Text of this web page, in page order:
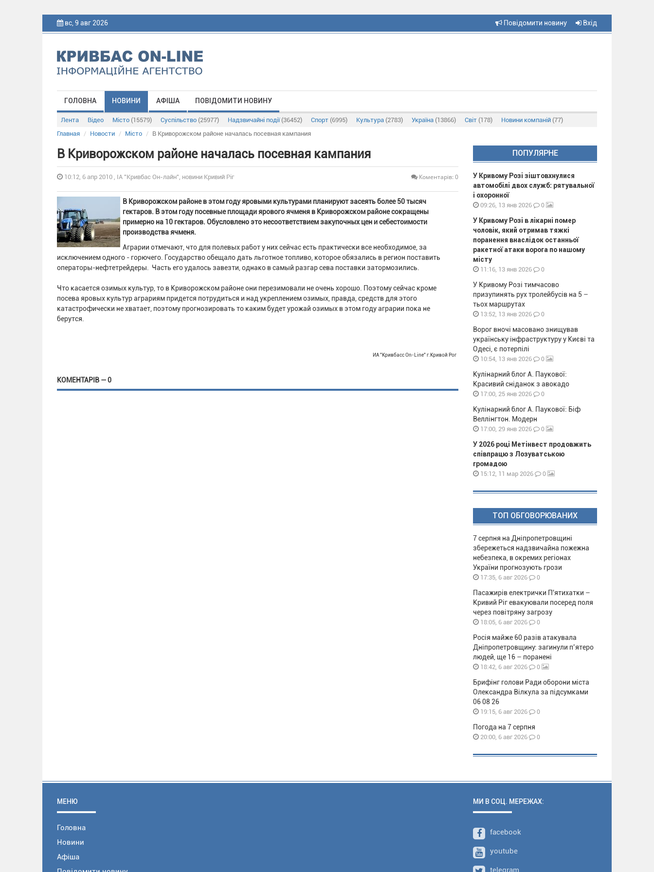
вс, 9 авг 2026 Повідомити новину Вхід
ГОЛОВНА НОВИНИ АФІША ПОВІДОМИТИ НОВИНУ
Лента Відео Місто (15579) Суспільство (25977) Надзвичайні події (36452) Спорт (6995) Культура (2783) Україна (13866) Світ (178) Новини компаній (77)
Главная
Новости Місто В Криворожском районе началась посевная кампания
В Криворожском районе началась посевная кампания
10:12, 6 апр 2010 , ІА "Кривбас Он-лайн", новини Кривий Ріг Коментарів: 0
В Криворожском районе в этом году яровыми культурами планируют засеять более 50 тысяч
гектаров. В этом году посевные площади ярового ячменя в Криворожском районе сокращены
примерно на 10 гектаров. Обусловлено это несоответствием закупочных цен и себестоимости
производства ячменя.
Аграрии отмечают, что для полевых работ у них сейчас есть практически все необходимое, за
исключением одного - горючего. Государство обещало дать льготное топливо, которое обязались в регион поставить
операторы-нефтетрейдеры. Часть его удалось завезти, однако в самый разгар сева поставки затормозились.
Что касается озимых культур, то в Криворожском районе они перезимовали не очень хорошо. Поэтому сейчас кроме
посева яровых культур аграриям придется потрудиться и над укреплением озимых, правда, средств для этого
катастрофически не хватает, поэтому прогнозировать то каким будет урожай озимых в этом году аграрии пока не
берутся.
ИА "Кривбасс On-Line" г.Кривой Рог
КОМЕНТАРІВ — 0
ПОПУЛЯРНЕ
У Кривому Розі зіштовхнулися
автомобілі двох служб: рятувальної
і охоронної
09:26, 13 янв 2026 0
У Кривому Розі в лікарні помер
чоловік, який отримав тяжкі
поранення внаслідок останньої
ракетної атаки ворога по нашому
місту
11:16, 13 янв 2026 0
У Кривому Розі тимчасово
призупинять рух тролейбусів на 5 –
тьох маршрутах
13:52, 13 янв 2026 0
Ворог вночі масовано знищував
українську інфраструктуру у Києві та
Одесі, є потерпілі
10:54, 13 янв 2026 0
Кулінарний блог А. Паукової:
Красивий сніданок з авокадо
17:00, 25 янв 2026 0
Кулінарний блог А. Паукової: Біф
Веллінгтон. Модерн
17:00, 29 янв 2026 0
У 2026 році Метінвест продовжить
співпрацю з Лозуватською
громадою
15:12, 11 мар 2026 0
ТОП ОБГОВОРЮВАНИХ
7 серпня на Дніпропетровщині
збережеться надзвичайна пожежна
небезпека, в окремих регіонах
України прогнозують грози
17:35, 6 авг 2026 0
Пасажирів електрички П'ятихатки –
Кривий Ріг евакуювали посеред поля
через повітряну загрозу
18:05, 6 авг 2026 0
Росія майже 60 разів атакувала
Дніпропетровщину: загинули п’ятеро
людей, ще 16 – поранені
18:42, 6 авг 2026 0
Брифінг голови Ради оборони міста
Олександра Вілкула за підсумками
06 08 26
19:15, 6 авг 2026 0
Погода на 7 серпня
20:00, 6 авг 2026 0
МЕНЮ
Головна
Новини
Афіша
МИ В СОЦ. МЕРЕЖАХ:
facebook
youtube
telegram